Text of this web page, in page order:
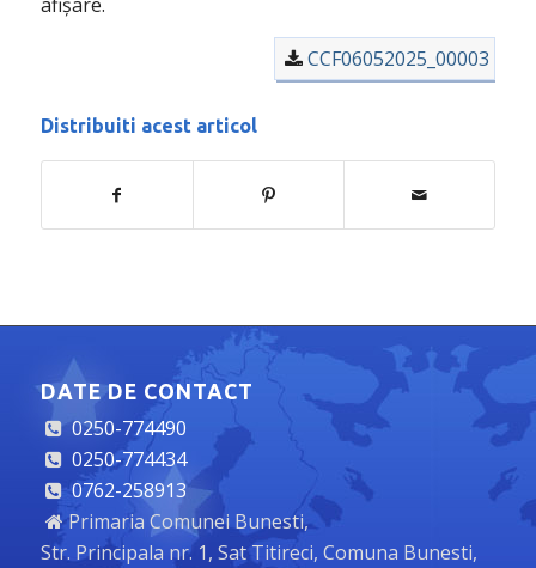
CCF06052025_00003
Distribuiti acest articol
DATE DE CONTACT
0250-774490
0250-774434
0762-258913
Primaria Comunei Bunesti,
Str. Principala nr. 1, Sat Titireci, Comuna Bunesti,